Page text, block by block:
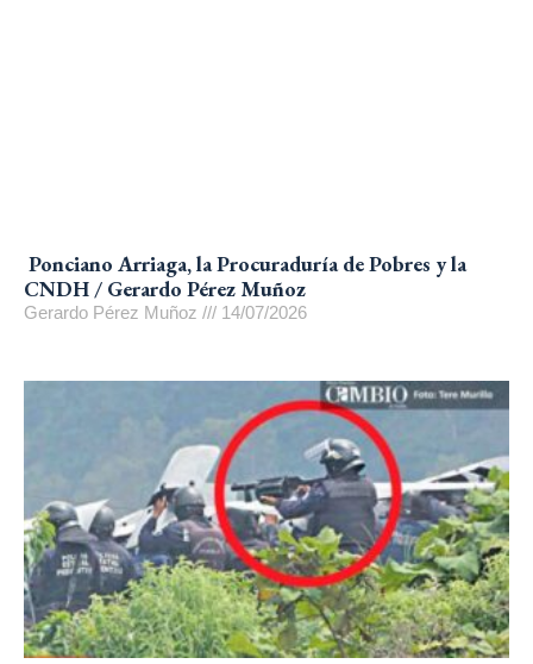
Ponciano Arriaga, la Procuraduría de Pobres y la
CNDH / Gerardo Pérez Muñoz
Gerardo Pérez Muñoz 14/07/2026